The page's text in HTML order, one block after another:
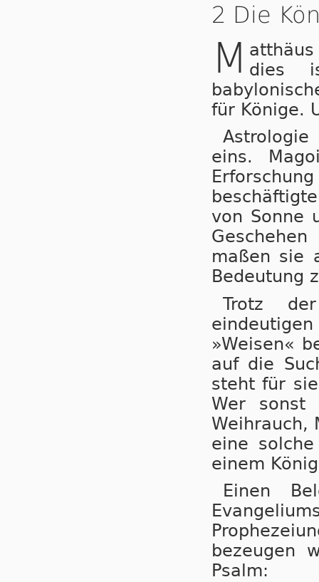
2 Die
M dies
für Könige.
eins.
von Sonne
maßen sie
Bedeutung
Trotz
»Weisen«
auf die
steht für
Wer sonst
Weihrauch,
eine
einem
Einen
bezeugen
Psalm: